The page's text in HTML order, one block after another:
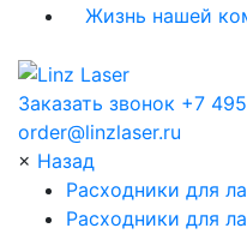
Жизнь нашей
Заказать звонок +7
order@linzlaser.ru
× Назад
Расходники для
Расходники для